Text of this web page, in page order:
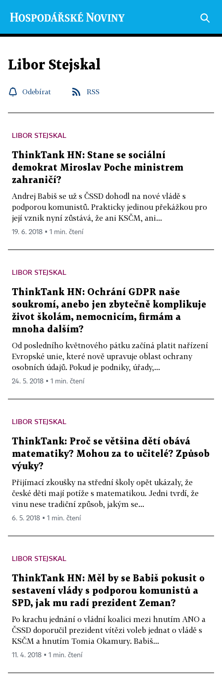
Libor Stejskal
Odebírat RSS
LIBOR STEJSKAL
ThinkTank HN: Stane se sociální
demokrat Miroslav Poche ministrem
zahraničí?
Andrej Babiš se už s ČSSD dohodl na nové vládě s
podporou komunistů. Prakticky jedinou překážkou pro
její vznik nyní zůstává, že ani KSČM, ani...
19. 6. 2018 ▪ 1 min. čtení
LIBOR STEJSKAL
ThinkTank HN: Ochrání GDPR naše
soukromí, anebo jen zbytečně komplikuje
život školám, nemocnicím, firmám a
mnoha dalším?
Od posledního květnového pátku začíná platit nařízení
Evropské unie, které nově upravuje oblast ochrany
osobních údajů. Pokud je podniky, úřady,...
24. 5. 2018 ▪ 1 min. čtení
LIBOR STEJSKAL
ThinkTank: Proč se většina dětí obává
matematiky? Mohou za to učitelé? Způsob
výuky?
Přijímací zkoušky na střední školy opět ukázaly, že
české děti mají potíže s matematikou. Jedni tvrdí, že
vinu nese tradiční způsob, jakým se...
6. 5. 2018 ▪ 1 min. čtení
LIBOR STEJSKAL
ThinkTank HN: Měl by se Babiš pokusit o
sestavení vlády s podporou komunistů a
SPD, jak mu radí prezident Zeman?
Po krachu jednání o vládní koalici mezi hnutím ANO a
ČSSD doporučil prezident vítězi voleb jednat o vládě s
KSČM a hnutím Tomia Okamury. Babiš...
11. 4. 2018 ▪ 1 min. čtení